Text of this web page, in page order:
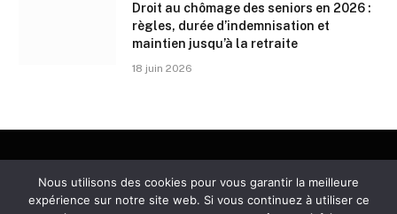
Droit au chômage des seniors en 2026 :
règles, durée d’indemnisation et
maintien jusqu’à la retraite
18 juin 2026
POLITIQUE DE CONFIDENTIALITÉ CONTACT
Nous utilisons des cookies pour vous garantir la meilleure
expérience sur notre site web. Si vous continuez à utiliser ce